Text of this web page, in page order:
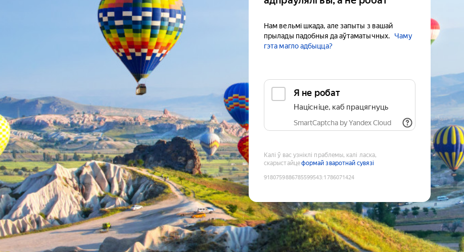
Нам вельмі шкада, але запыты з вашай
прылады падобныя да аўтаматычных.
Чаму
гэта магло адбыцца?
Я не робат
Націсніце, каб працягнуць
SmartCaptcha by Yandex Cloud
Калі ў вас узніклі праблемы, калі ласка,
скарыстайцеформай зваротнай сувязі
9180759886785599543:1786071424